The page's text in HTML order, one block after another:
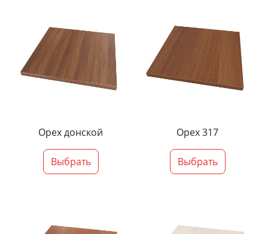
Орех донской
Выбрать
Орех 317
Выбрать